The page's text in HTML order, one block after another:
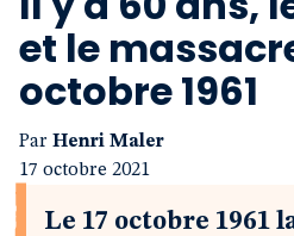
et le
octobre 1961
Par Henri Maler
17 octobre 2021
Le 17 octobre 1961